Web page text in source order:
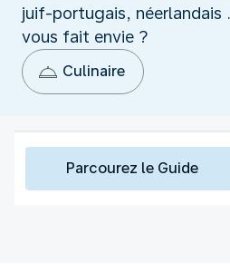
juif-portugais, néerlandais
vous fait envie ?
Culinaire
Parcourez le Guide